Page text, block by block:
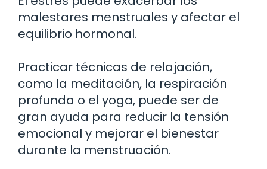
malestares menstruales y afectar el
equilibrio hormonal.
Practicar técnicas de relajación,
como la meditación, la respiración
profunda o el yoga, puede ser de
gran ayuda para reducir la tensión
emocional y mejorar el bienestar
durante la menstruación.